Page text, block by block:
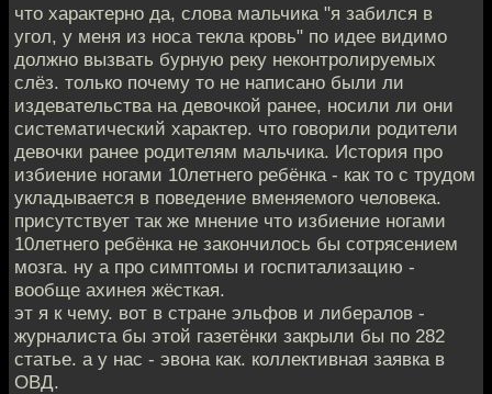
что характерно да, слова мальчика "я забился в
угол, у меня из носа текла кровь" по идее видимо
должно вызвать бурную реку неконтролируемых
слёз. только почему то не написано были ли
издевательства на девочкой ранее, носили ли они
систематический характер. что говорили родители
девочки ранее родителям мальчика. История про
избиение ногами 10летнего ребёнка - как то с трудом
укладывается в поведение вменяемого человека.
присутствует так же мнение что избиение ногами
10летнего ребёнка не закончилось бы сотрясением
мозга. ну а про симптомы и госпитализацию -
вообще ахинея жёсткая.
эт я к чему. вот в стране эльфов и либералов -
журналиста бы этой газетёнки закрыли бы по 282
статье. а у нас - эвона как. коллективная заявка в
ОВД.